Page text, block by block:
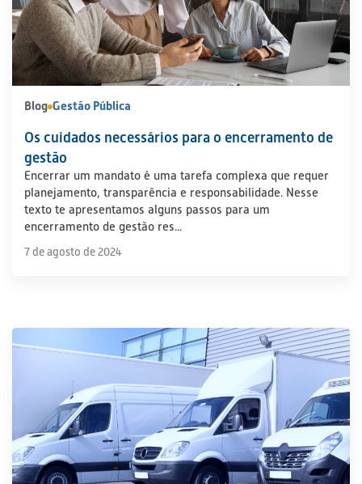
Blog Gestão Pública
Os cuidados necessários para o encerramento de
gestão
Encerrar um mandato é uma tarefa complexa que requer
planejamento, transparência e responsabilidade. Nesse
texto te apresentamos alguns passos para um
encerramento de gestão res...
7 de agosto de 2024